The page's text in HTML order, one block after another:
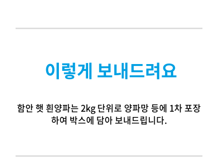
이렇게 보내드려요
함안 햇 흰양파는 2kg 단위로 양파망 등에 1차 포장
하여 박스에 담아 보내드립니다.